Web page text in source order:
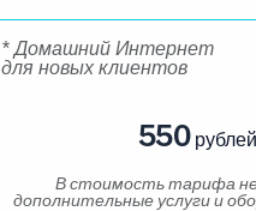
* Домашний Интернет
для новых клиентов
550
В стоимость тарифа
дополнительные услуги и